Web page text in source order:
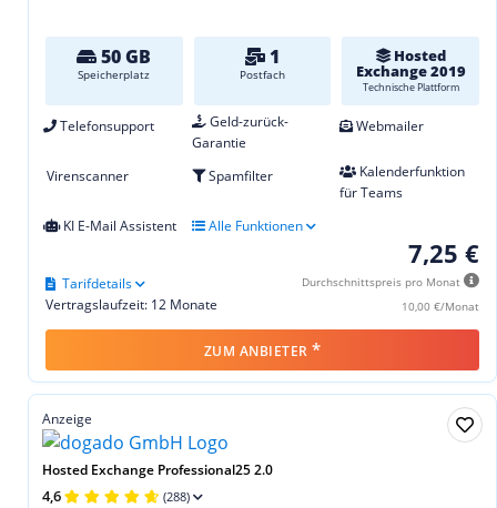
50 GB
Speicherplatz
1
Postfach
Hosted
Exchange 2019
Technische Plattform
Telefonsupport
Geld-zurück-
Garantie
Webmailer
Virenscanner Spamfilter
Kalenderfunktion
für Teams
KI E-Mail Assistent
Alle Funktionen
7,25 €
Durchschnittspreis pro Monat
10,00 €/Monat
Vertragslaufzeit: 12 Monate
Tarifdetails
ZUM ANBIETER *
Anzeige
Hosted Exchange Professional25 2.0
4,6 (288)